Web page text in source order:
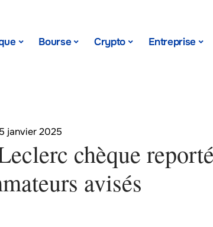
Bourse Crypto Entreprise
janvier 2025
chèque
avisés